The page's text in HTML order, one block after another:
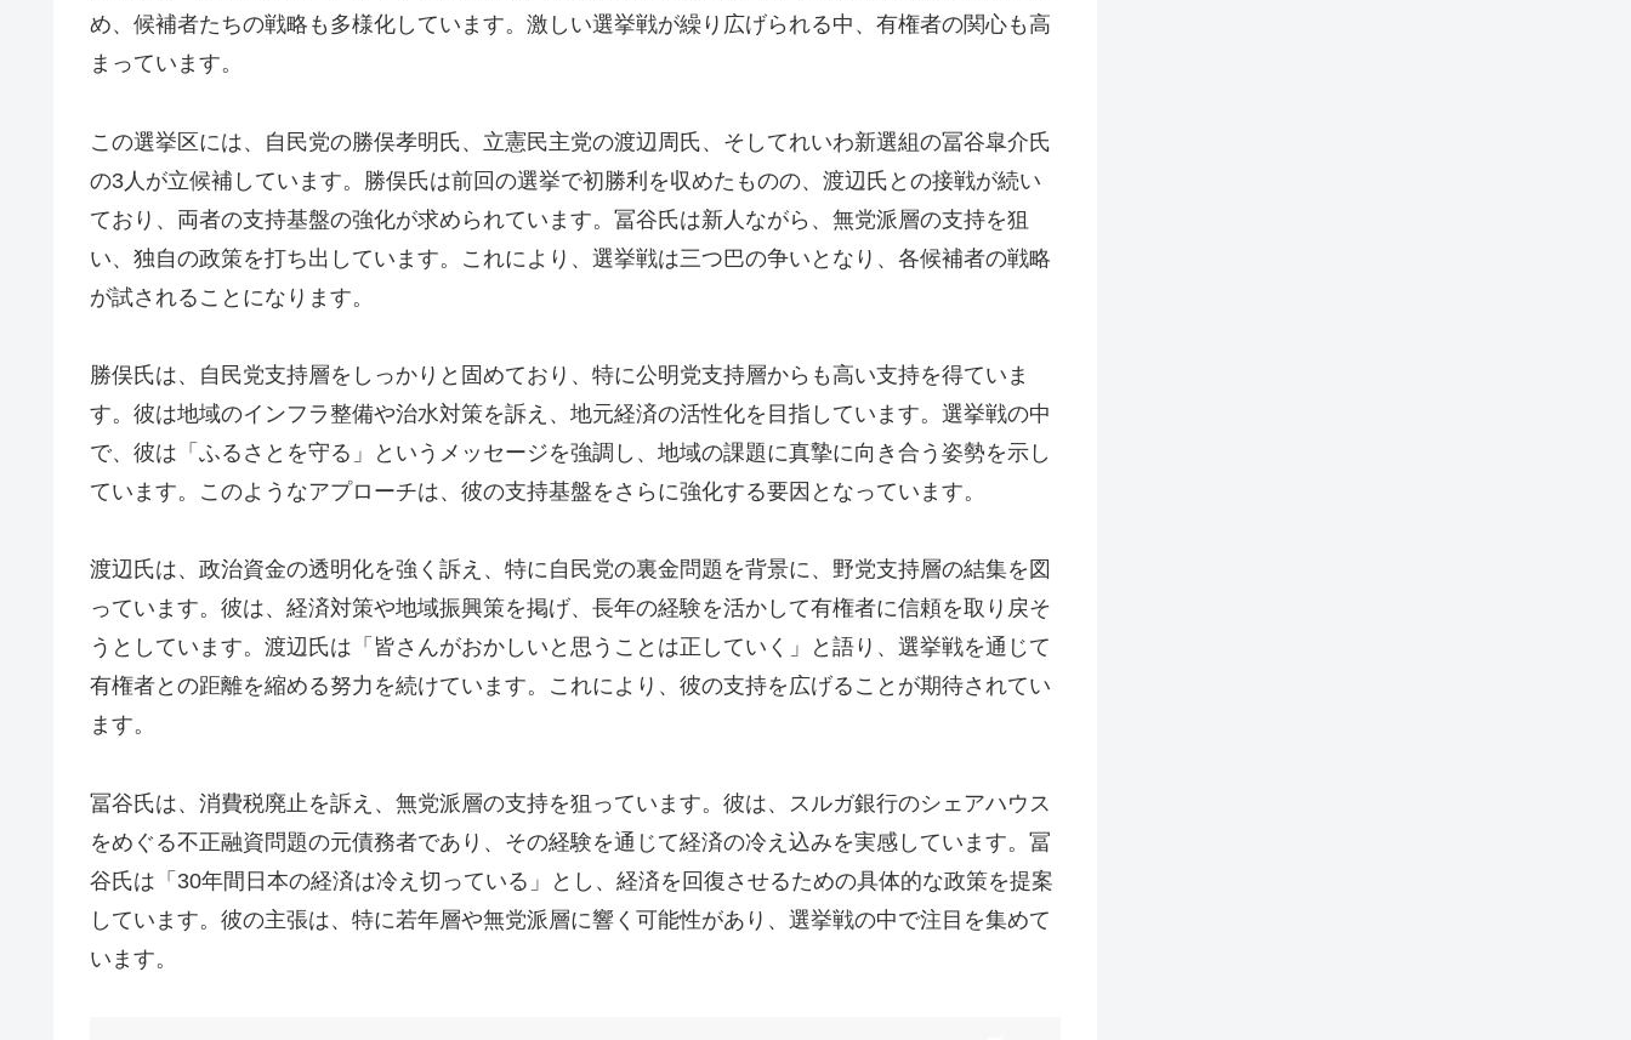
め、候補者たちの戦略も多様化しています。激しい選挙戦が繰り広げられる中、有権者の関心も高
まっています。
この選挙区には、自民党の勝俣孝明氏、立憲民主党の渡辺周氏、そしてれいわ新選組の冨谷皐介氏
の3人が立候補しています。勝俣氏は前回の選挙で初勝利を収めたものの、渡辺氏との接戦が続い
ており、両者の支持基盤の強化が求められています。冨谷氏は新人ながら、無党派層の支持を狙
い、独自の政策を打ち出しています。これにより、選挙戦は三つ巴の争いとなり、各候補者の戦略
が試されることになります。
勝俣氏は、自民党支持層をしっかりと固めており、特に公明党支持層からも高い支持を得ていま
す。彼は地域のインフラ整備や治水対策を訴え、地元経済の活性化を目指しています。選挙戦の中
で、彼は「ふるさとを守る」というメッセージを強調し、地域の課題に真摯に向き合う姿勢を示し
ています。このようなアプローチは、彼の支持基盤をさらに強化する要因となっています。
渡辺氏は、政治資金の透明化を強く訴え、特に自民党の裏金問題を背景に、野党支持層の結集を図
っています。彼は、経済対策や地域振興策を掲げ、長年の経験を活かして有権者に信頼を取り戻そ
うとしています。渡辺氏は「皆さんがおかしいと思うことは正していく」と語り、選挙戦を通じて
有権者との距離を縮める努力を続けています。これにより、彼の支持を広げることが期待されてい
ます。
冨谷氏は、消費税廃止を訴え、無党派層の支持を狙っています。彼は、スルガ銀行のシェアハウス
をめぐる不正融資問題の元債務者であり、その経験を通じて経済の冷え込みを実感しています。冨
谷氏は「30年間日本の経済は冷え切っている」とし、経済を回復させるための具体的な政策を提案
しています。彼の主張は、特に若年層や無党派層に響く可能性があり、選挙戦の中で注目を集めて
います。